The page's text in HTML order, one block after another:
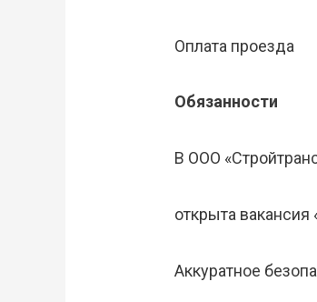
Оплата проезда
Обязанности
В ООО
открыта
Аккуратное